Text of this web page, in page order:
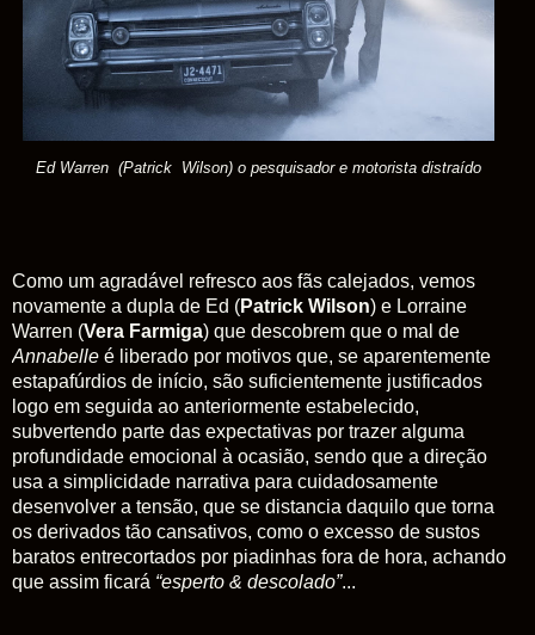
Ed Warren (Patrick Wilson) o pesquisador e motorista distraído
Como um agradável refresco aos fãs calejados, vemos
novamente a dupla de Ed (Patrick Wilson) e Lorraine
Warren (Vera Farmiga) que descobrem que o mal de
Annabelle é liberado por motivos que, se aparentemente
estapafúrdios de início, são suficientemente justificados
logo em seguida ao anteriormente estabelecido,
subvertendo parte das expectativas por trazer alguma
profundidade emocional à ocasião, sendo que a direção
usa a simplicidade narrativa para cuidadosamente
desenvolver a tensão, que se distancia daquilo que torna
os derivados tão cansativos, como o excesso de sustos
baratos entrecortados por piadinhas fora de hora, achando
que assim ficará “esperto & descolado”...